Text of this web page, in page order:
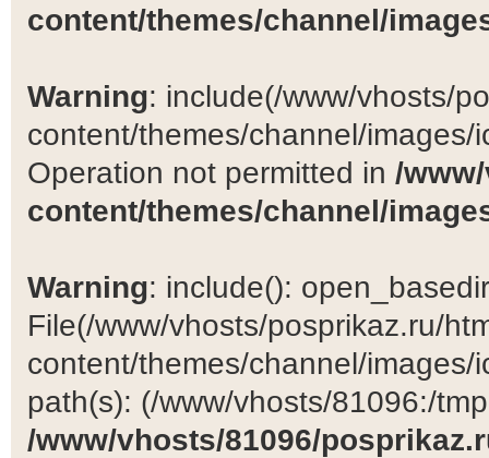
content/themes/channel/
Warning: include(/www/vhosts/
content/themes/channel/
Operation not permitted in /
content/themes/channel/
Warning: include():
File(/www/vhosts/posprikaz.ru/
content/themes/channel/
path(s): (/www/vhosts/81096:/
/www/vhosts/81096/